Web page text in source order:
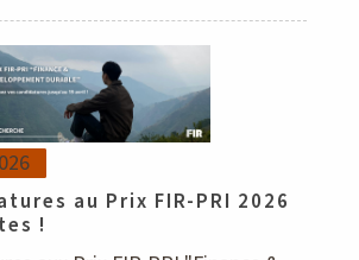
au Prix FIR-PRI 2026
!